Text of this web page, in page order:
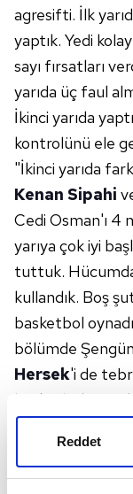
Reddet
agresifti. İlk
yaptık. Yedi
sayı fırsatları
yarıda üç faul
İkinci yarıda
kontrolünü ele
"İkinci yarıda
Kenan Sipahi
Cedi Osman'ı 4
yarıya çok iyi
tuttuk.
kullandık. Boş
basketbol
bölümde
Hersek'i de
basketbol